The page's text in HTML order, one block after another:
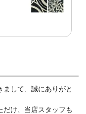
まして、誠にありがと
だけ、当店スタッフも